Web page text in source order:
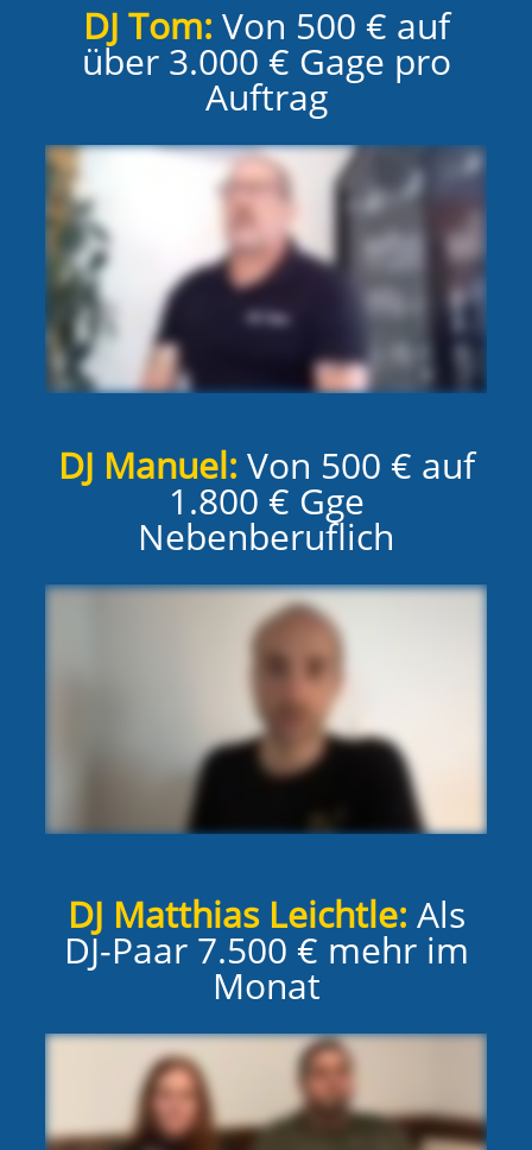
DJ Tom: Von 500 € auf
über 3.000 € Gage pro
Auftrag
DJ Manuel: Von 500 € auf
1.800 € Gge
Nebenberuflich
DJ Matthias Leichtle: Als
DJ-Paar 7.500 € mehr im
Monat